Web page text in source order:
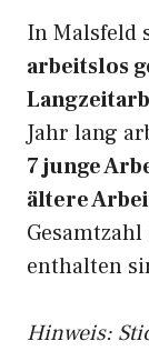
In Malsfeld
arbeitslos
Jahr lang
7 junge
ältere
enthalten
Hinweis: